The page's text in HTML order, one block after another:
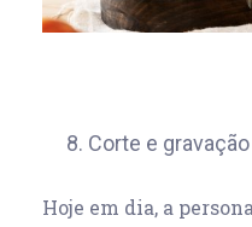
8. Corte e
Hoje em dia, a